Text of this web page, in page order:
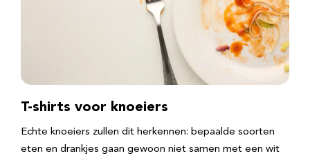
T-shirts voor knoeiers
Echte knoeiers zullen dit herkennen: bepaalde soorten
eten en drankjes gaan gewoon niet samen met een wit